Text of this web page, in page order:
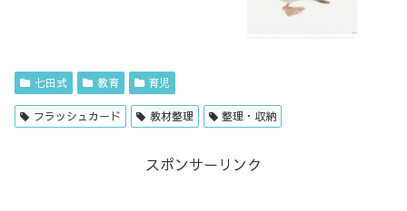
七田式 教育 育児
フラッシュカード 教材整理 整理・収納
スポンサーリンク